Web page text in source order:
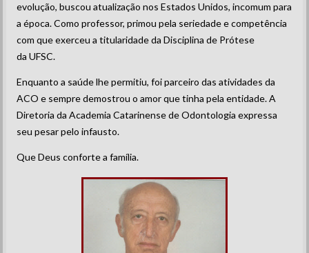
evolução, buscou atualização nos Estados Unidos, incomum para
a época. Como professor, primou pela seriedade e competência
com que exerceu a titularidade da Disciplina de Prótese
da UFSC.
Enquanto a saúde lhe permitiu, foi parceiro das atividades da
ACO e sempre demostrou o amor que tinha pela entidade. A
Diretoria da Academia Catarinense de Odontologia expressa
seu pesar pelo infausto.
Que Deus conforte a família.